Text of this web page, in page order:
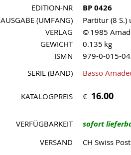
EDITION-NR BP 0426
AUSGABE (UMFANG)
Partitur (8
VERLAG
© 1985
GEWICHT
0.135 kg
ISMN
979-0-015-
SERIE (BAND)
Basso
KATALOGPREIS € 16.00
VERFÜGBARKEIT sofort
VERSAND CH Swiss